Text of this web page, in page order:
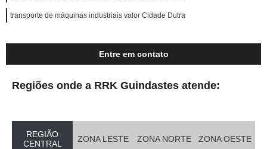
transporte de máquinas industriais valor Cidade Dutra
Entre em contato
Regiões onde a RRK Guindastes atende:
REGIÃO
CENTRAL
ZONA LESTE ZONA NORTE ZONA OESTE